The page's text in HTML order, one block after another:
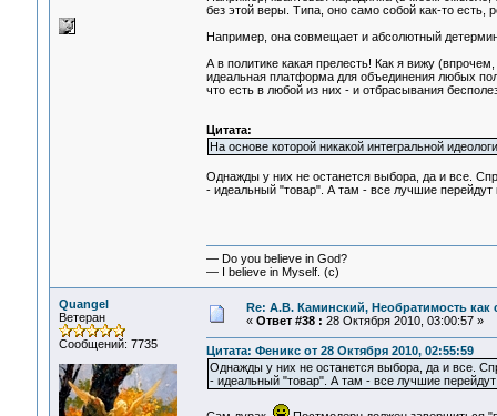
без этой веры. Типа, оно само собой как-то есть,
Например, она совмещает и абсолютный
А в политике какая прелесть! Как я вижу
идеальная платформа для объединения любых
что есть в любой из них - и отбрасывания
Цитата:
На основе которой никакой интегральной
Однажды у них не останется выбора, да и все.
- идеальный "товар". А там - все лучшие
— Do you believe in God?
— I believe in Myself. (c)
Quangel
Ветеран
Сообщений: 7735
Re: А.В. Каминский, Необратимость как
« Ответ #38 : 28 Октября 2010, 03:00:57 »
Цитата: Феникс от 28 Октября 2010, 02:55:59
Однажды у них не останется выбора, да и все.
- идеальный "товар". А там - все лучшие